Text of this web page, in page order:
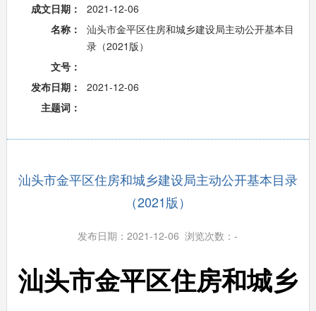
成文日期：
2021-12-06
名称：
汕头市金平区住房和城乡建设局主动公开基本目
录（2021版）
文号：
发布日期：
2021-12-06
主题词：
汕头市金平区住房和城乡建设局主动公开基本目录
（2021版）
发布日期：2021-12-06 浏览次数：-
汕头市金平区住房和城乡